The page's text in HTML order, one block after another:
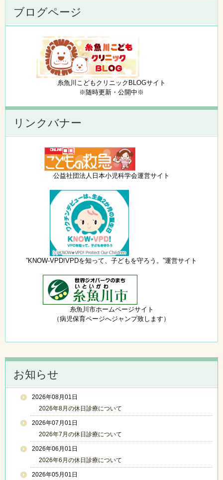
ブログページ
糸魚川こどもクリニックBLOGサイト
※随時更新・公開中※
リンクバナー
公益社団法人日本小児科学会運営サイト
”KNOW-VPD!VPDを知って、子どもを守ろう。”運営サイト
糸魚川市ホームページサイト
（病児保育ページへジャンプ致します）
お知らせ
2026年08月01日
2026年8月の休日診療について
2026年07月01日
2026年7月の休日診療について
2026年06月01日
2026年6月の休日診療について
2026年05月01日